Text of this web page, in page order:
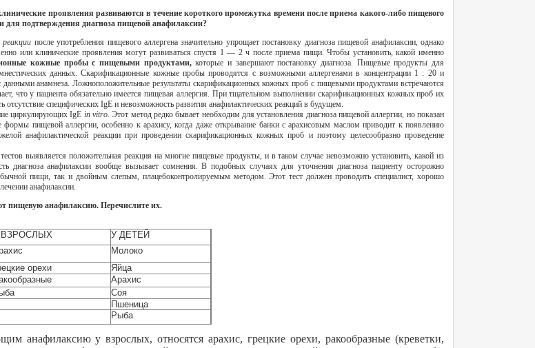
проявления развиваются в течение короткого промежутка времени после приема какого-либо пищевого
для подтверждения диагноза пищевой анафилаксии?
после употребления пищевого аллергена значительно упрощает постановку диагноза пищевой анафилаксии, однако
или клинические проявления могут развиваться спустя 1 — 2 ч после приема пищи. Чтобы установить, какой именно
кожные пробы с пищевыми продуктами,которые и завершают постановку диагноза. Пищевые продукты для
данных. Скарификационные кожные пробы проводятся с возможными аллергенами в концентрации 1 : 20 и
данными анамнеза. Ложноположительные результаты скарификационных кожных проб с пищевыми продуктами встречаются
что у пациента обязательно имеется пищевая аллергия. При тщательном выполнении скарификационных кожных проб их
отсутствие специфических IgE и невозможность развития анафилактических реакций в будущем.
циркулирующих IgE in vitro.Этот метод редко бывает необходим для установления диагноза пищевой аллергии, но показан
пищевой аллергии, особенно к арахису, когда даже открывание банки с арахисовым маслом приводит к появлению
анафилактической реакции при проведении скарификационных кожных проб и поэтому целесообразно проведение
выявляется положительная реакция на многие пищевые продукты, и в таком случае невозможно установить, какой из
диагноза анафилаксии вообще вызывает сомнения. В подобных случаях для уточнения диагноза пациенту осторожно
пищи, так и двойным слепым, плацебоконтролируемым методом. Этот тест должен проводить специалист, хорошо
анафилаксии.
пищевую анафилаксию. Перечислите их.
ВЗРОСЛЫХ
У ДЕТЕЙ
Молоко
орехи
Яйца
Арахис
Соя
Пшеница
Рыба
анафилаксию у взрослых, относятся арахис, грецкие орехи, ракообразные (креветки,